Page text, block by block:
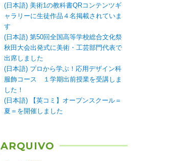
(日本語) 美術1の教科書QRコンテンツギ
ャラリーに生徒作品４名掲載されていま
す
(日本語) 第50回全国高等学校総合文化祭
秋田大会出発式に美術・工芸部門代表で
出席しました
(日本語) プロから学ぶ！応用デザイン科
服飾コース １学期出前授業を受講しま
した！
(日本語) 【英コミ】オープンスクール＝
夏＝を開催しました
ARQUIVO